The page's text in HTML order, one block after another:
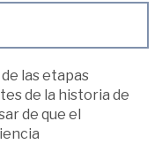
las etapas
de la historia de
de que el